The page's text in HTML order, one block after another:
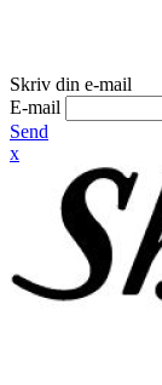
Skriv din e-mail
E-mail
Send
x